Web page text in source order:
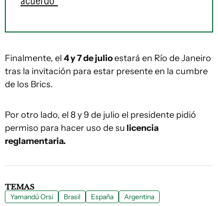
Finalmente, el 4 y 7 de julioestará en Río de Janeiro
tras la invitación para estar presente en la cumbre
de los Brics.
Por otro lado, el 8 y 9 de julio el presidente pidió
permiso para hacer uso de su licencia
reglamentaria.
TEMAS
Yamandú Orsi Brasil España Argentina